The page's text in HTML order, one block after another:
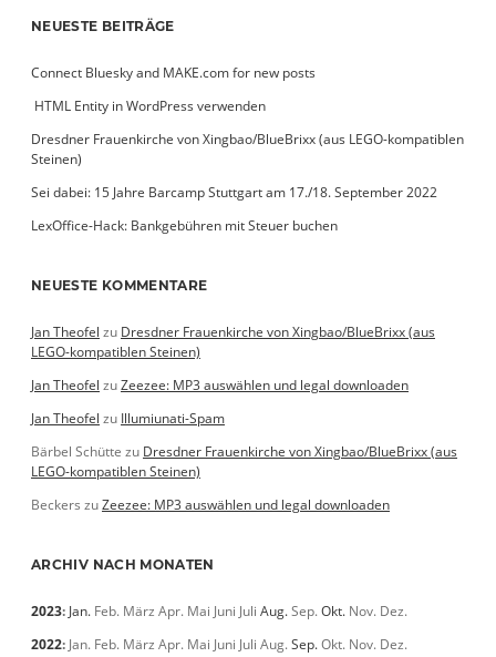
NEUESTE BEITRÄGE
Connect Bluesky and MAKE.com for new posts
­ HTML Entity in WordPress verwenden
Dresdner Frauenkirche von Xingbao/BlueBrixx (aus LEGO-kompatiblen
Steinen)
Sei dabei: 15 Jahre Barcamp Stuttgart am 17./18. September 2022
LexOffice-Hack: Bankgebühren mit Steuer buchen
NEUESTE KOMMENTARE
Jan Theofel zu Dresdner Frauenkirche von Xingbao/BlueBrixx (aus
LEGO-kompatiblen Steinen)
Jan Theofel zuZeezee: MP3 auswählen und legal downloaden
Jan Theofel zu Illumiunati-Spam
Bärbel Schütte zu Dresdner Frauenkirche von Xingbao/BlueBrixx (aus
LEGO-kompatiblen Steinen)
Beckers zuZeezee: MP3 auswählen und legal downloaden
ARCHIV NACH MONATEN
2023: Jan. Feb. März Apr. Mai Juni Juli Aug.Sep.Okt. Nov. Dez.
2022: Jan. Feb. März Apr. Mai Juni Juli Aug.Sep.Okt. Nov. Dez.